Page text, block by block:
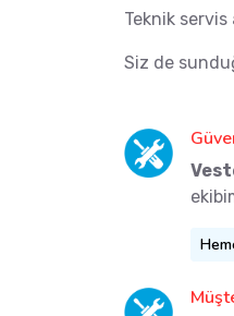
Teknik
Siz de